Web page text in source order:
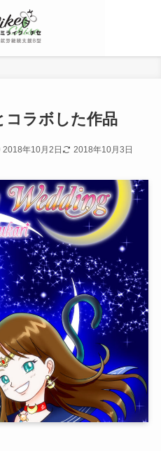
コラボした作品
2018年10月2日 2018年10月3日